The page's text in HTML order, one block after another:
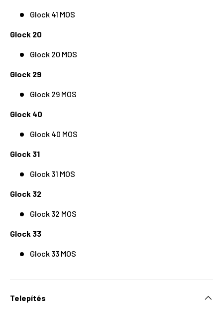
Glock 41 MOS
Glock 20
Glock 20 MOS
Glock 29
Glock 29 MOS
Glock 40
Glock 40 MOS
Glock 31
Glock 31 MOS
Glock 32
Glock 32 MOS
Glock 33
Glock 33 MOS
Telepítés